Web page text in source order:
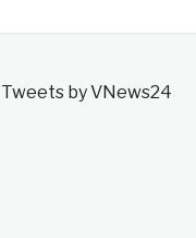
Tweets by VNews24